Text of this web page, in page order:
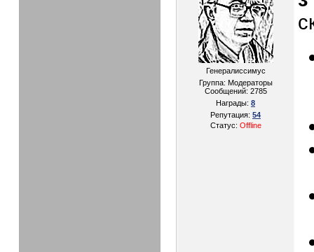
Генералиссимус
Группа: Модераторы
Сообщений: 2785
Награды: 8
Репутация: 54
Статус: Offline